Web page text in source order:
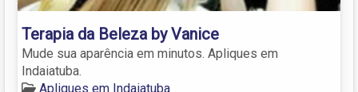
Terapia da Beleza by Vanice
Mude sua aparência em minutos. Apliques em
Indaiatuba.
Apliques em Indaiatuba